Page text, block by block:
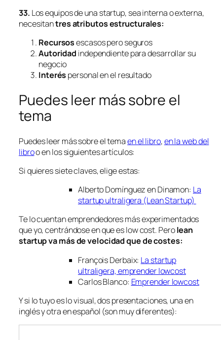
33. Los equipos de una startup, sea interna o externa,
necesitantres atributos estructurales:
Recursosescasos pero seguros
Autoridad independiente para desarrollar su
negocio
Interés personal en el resultado
Puedes leer más sobre el
tema
Puedes leer más sobre el temaen el libro,en la web del
libroo en los siguientes artículos:
Si quieres siete claves, elige estas:
Alberto Domínguez en Dinamon: La
startup ultraligera (Lean Startup)
Te lo cuentan emprendedores más experimentados
que yo, centrándose en que es low cost. Perolean
startup va más de velocidad que de costes:
François Derbaix: La startup
ultraligera, emprender lowcost
Carlos Blanco: Emprender lowcost
Y si lo tuyo es lo visual, dos presentaciones, una en
inglés y otra en español (son muy diferentes):